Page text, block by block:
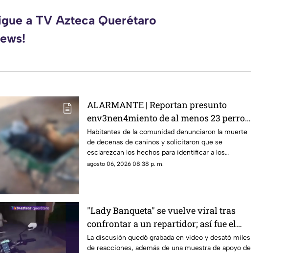
a TV Azteca Querétaro
ALARMANTE | Reportan presunto
env3nen4miento de al menos 23 perros
en esta zona de Querétaro: IMAGENES
SENSIBLES
Habitantes de la comunidad denunciaron la muerte
de decenas de caninos y solicitaron que se
esclarezcan los hechos para identificar a los
posibles responsables.
agosto 06, 2026 08:38 p. m.
"Lady Banqueta" se vuelve viral tras
confrontar a un repartidor; así fue el
momento
La discusión quedó grabada en video y desató miles
de reacciones, además de una muestra de apoyo de